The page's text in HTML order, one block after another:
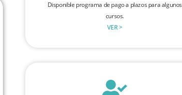
Disponible programa de pago a plazos para algunos
cursos.
VER >